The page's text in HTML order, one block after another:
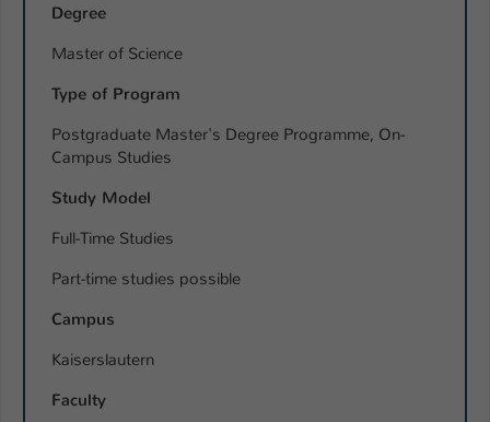
Degree
Master of Science
Type of Program
Postgraduate Master's Degree Programme, On-
Campus Studies
Study Model
Full-Time Studies
Part-time studies possible
Campus
Kaiserslautern
Faculty